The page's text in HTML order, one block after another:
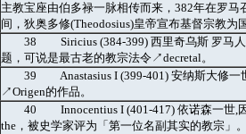
主教宝座由伯多禄一脉相传而来，382年在罗
间，狄奥多修(Theodosius)皇帝宣布基督宗教
38 Siricius (384-399) 西里奇乌斯 罗马人
题，可说是最古老的教宗法令↗decretal。
39 Anastasius I (399-401) 安纳斯大修一
↗Origen的作品。
40 Innocentius I (401-417) 依诺森一世,
the，被史学家评为「第一位名副其实的教宗」